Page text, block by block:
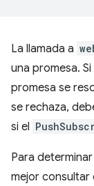
La llamada a
una promesa.
promesa se
se rechaza,
si el
Para
mejor consultar